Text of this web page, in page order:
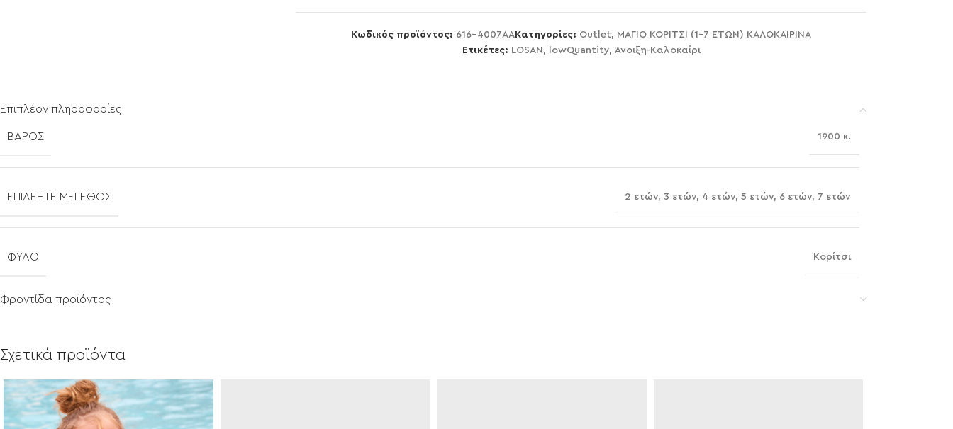
Κωδικός προϊόντος: 616-4007AAΚατηγορίες: Outlet, ΜΑΓΙΟ ΚΟΡΙΤΣΙ (1-7 ΕΤΩΝ) ΚΑΛΟΚΑΙΡΙΝΑ
Ετικέτες: LOSAN, lowQuantity, Άνοιξη-Καλοκαίρι
Επιπλέον πληροφορίες
ΒΆΡΟΣ 1900 κ.
ΕΠΙΛΈΞΤΕ ΜΈΓΕΘΟΣ 2 ετών, 3 ετών, 4 ετών, 5 ετών, 6 ετών, 7 ετών
ΦΎΛΟ Κορίτσι
Φροντίδα προϊόντος
Σχετικά προϊόντα